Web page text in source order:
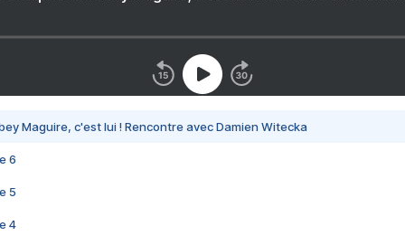
Maguire, c'est lui ! Rencontre avec Damien Witecka
6
5
4